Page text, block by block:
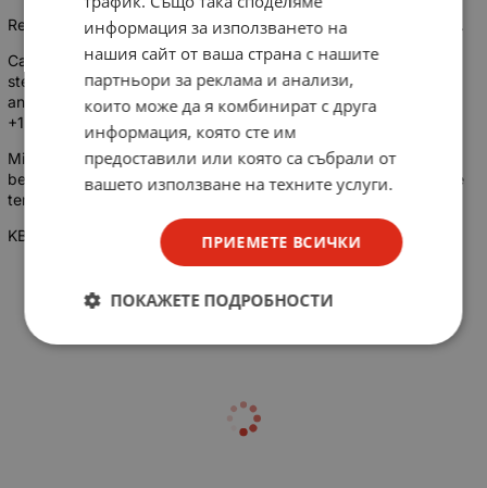
Ready-to-fit. Ideal for drawn shafts with high radial load-ratings.
Cast iron housings with bearing inserts made of rolling bearing
steelare extremely economical, withstand extremely high loads
and are admissible for a temperature range from -10°C up to
+120°C.
Miniature housings made of stainless steel or zinc die cast with
bearing inserts made of stainless steel or rolling bearing steelare
temperature-resistant from -20°C up to +120°C.
KBS rolling bearings
информация за използването на
нашия сайт от ваша страна с нашите
партньори за реклама и анализи,
които може да я комбинират с друга
информация, която сте им
предоставили или която са събрали от
вашето използване на техните услуги.
ПРИЕМЕТЕ ВСИЧКИ
ПОКАЖЕТЕ ПОДРОБНОСТИ